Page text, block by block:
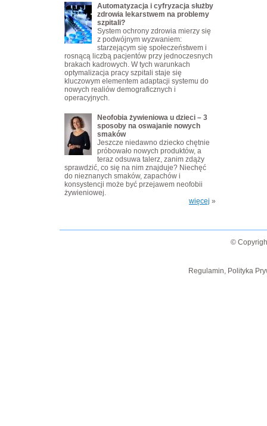
Automatyzacja i cyfryzacja służby
zdrowia lekarstwem na problemy
szpitali?
System ochrony zdrowia mierzy się
z podwójnym wyzwaniem:
starzejącym się społeczeństwem i
rosnącą liczbą pacjentów przy jednoczesnych
brakach kadrowych. W tych warunkach
optymalizacja pracy szpitali staje się
kluczowym elementem adaptacji systemu do
nowych realiów demograficznych i
operacyjnych.
Neofobia żywieniowa u dzieci – 3
sposoby na oswajanie nowych
smaków
Jeszcze niedawno dziecko chętnie
próbowało nowych produktów, a
teraz odsuwa talerz, zanim zdąży
sprawdzić, co się na nim znajduje? Niechęć
do nieznanych smaków, zapachów i
konsystencji może być przejawem neofobii
żywieniowej.
więcej »
©
Regulamin, Polityka